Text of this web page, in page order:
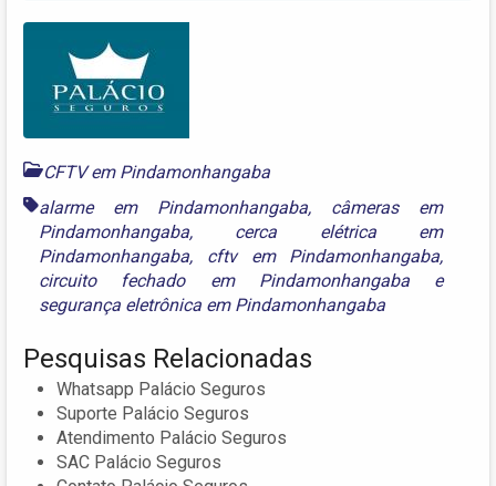
CFTV em Pindamonhangaba
alarme em Pindamonhangaba, câmeras em
Pindamonhangaba, cerca elétrica em
Pindamonhangaba, cftv em Pindamonhangaba,
circuito fechado em Pindamonhangaba e
segurança eletrônica em Pindamonhangaba
Pesquisas Relacionadas
Whatsapp Palácio Seguros
Suporte Palácio Seguros
Atendimento Palácio Seguros
SAC Palácio Seguros